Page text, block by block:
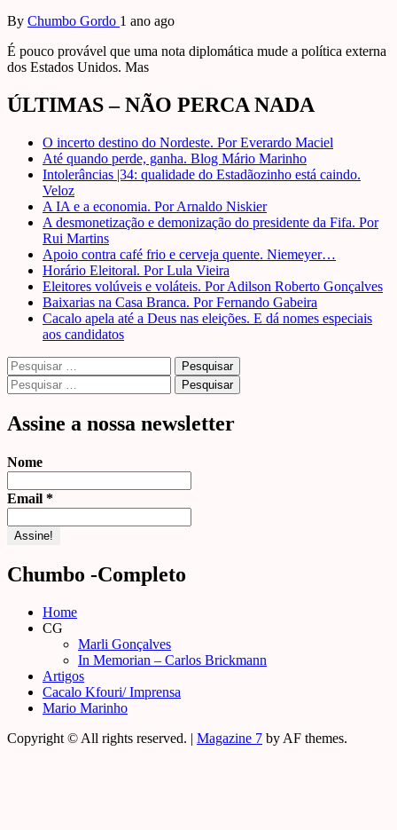
By Chumbo Gordo 1 ano ago
É pouco provável que uma nota diplomática mude a política externa
dos Estados Unidos. Mas
ÚLTIMAS – NÃO PERCA NADA
O incerto destino do Nordeste. Por Everardo Maciel
Até quando perde, ganha. Blog Mário Marinho
Intolerâncias |34: qualidade do Estadãozinho está caindo.
Veloz
A IA e a economia. Por Arnaldo Niskier
A desmonetização e demonização do presidente da Fifa. Por
Rui Martins
Apoio contra café frio e cerveja quente. Niemeyer…
Horário Eleitoral. Por Lula Vieira
Eleitores volúveis e voláteis. Por Adilson Roberto Gonçalves
Baixarias na Casa Branca. Por Fernando Gabeira
Cacalo apela até a Deus nas eleições. E dá nomes especiais
aos candidatos
Pesquisar
por:
Pesquisar
por:
Assine a nossa newsletter
Nome
Email *
Chumbo -Completo
Home
CG
Marli Gonçalves
In Memorian – Carlos Brickmann
Artigos
Cacalo Kfouri/ Imprensa
Mario Marinho
Copyright © All rights reserved. | Magazine 7 by AF themes.